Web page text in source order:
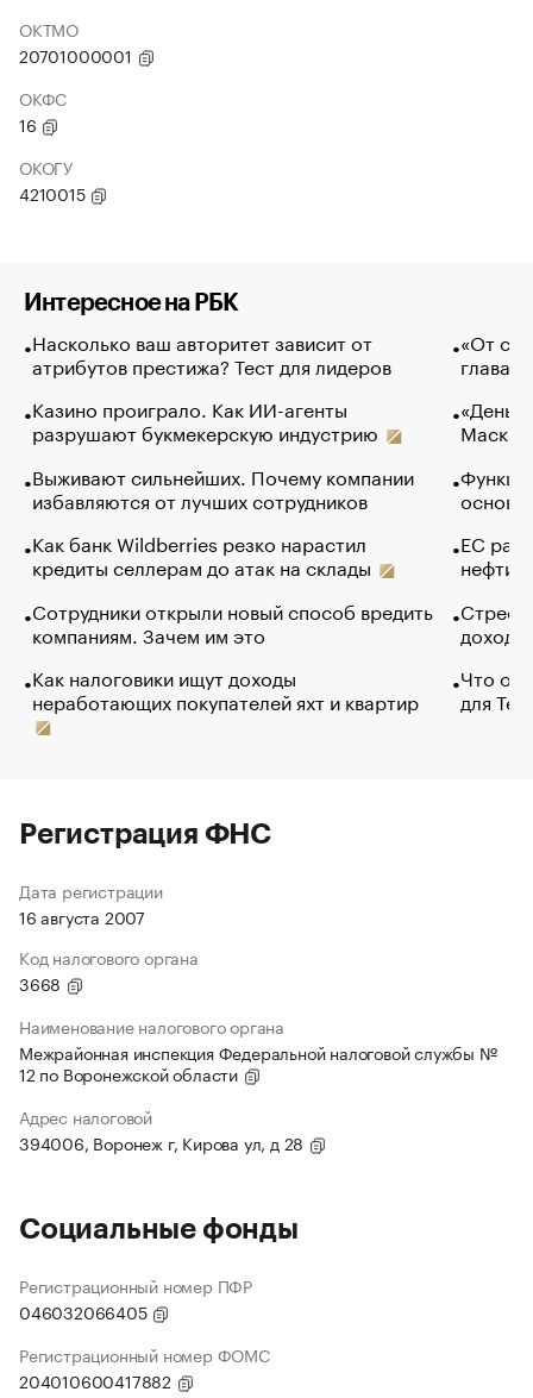
ОКТМО
20701000001
ОКФС
16
ОКОГУ
4210015
Интересное на РБК
Насколько ваш авторитет зависит от
атрибутов престижа? Тест для лидеров
Казино проиграло. Как ИИ-агенты
разрушают букмекерскую индустрию
Выживают сильнейших. Почему компании
избавляются от лучших сотрудников
Как банк Wildberries резко нарастил
кредиты селлерам до атак на склады
Сотрудники открыли новый способ вредить
компаниям. Зачем им это
Как налоговики ищут доходы
неработающих покупателей яхт и квартир
«От
глава
Маск в
основ
ЕС
нефти
Что
для
Регистрация ФНС
Дата регистрации
16 августа 2007
Код налогового органа
3668
Наименование налогового органа
Межрайонная инспекция Федеральной налоговой службы №
12 по Воронежской области
Адрес налоговой
394006, Воронеж г, Кирова ул, д 28
Социальные фонды
Регистрационный номер ПФР
046032066405
Регистрационный номер ФОМС
204010600417882